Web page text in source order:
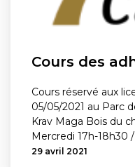
Cours des
Cours réservé aux
05/05/2021 au Parc
Krav Maga Bois du
Mercredi 17h-18h30
29 avril 2021